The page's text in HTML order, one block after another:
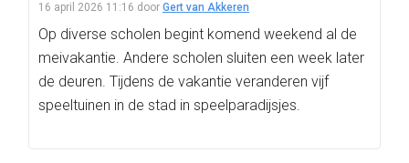
16 april 2026 11:16 door Gert van Akkeren
Op diverse scholen begint komend weekend al de
meivakantie. Andere scholen sluiten een week later
de deuren. Tijdens de vakantie veranderen vijf
speeltuinen in de stad in speelparadijsjes.